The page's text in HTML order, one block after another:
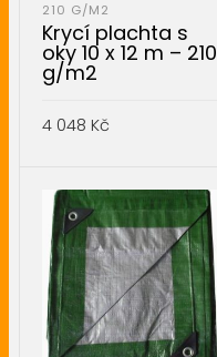
210 G/M2
Krycí plachta s
oky 10 x 12 m – 210
g/m2
4 048 Kč